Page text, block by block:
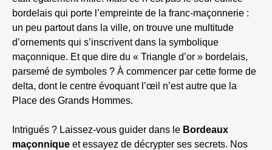
bordelais qui porte l’empreinte de la franc-maçonnerie :
un peu partout dans la ville, on trouve une multitude
d’ornements qui s’inscrivent dans la symbolique
maçonnique. Et que dire du « Triangle d’or » bordelais,
parsemé de symboles ? À commencer par cette forme de
delta, dont le centre évoquant l’œil n’est autre que la
Place des Grands Hommes.
Intrigués ? Laissez-vous guider dans le Bordeaux
maçonnique et essayez de décrypter ses secrets. Nos